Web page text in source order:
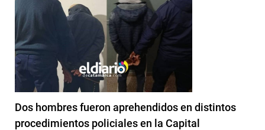
Dos hombres fueron aprehendidos en distintos
procedimientos policiales en la Capital